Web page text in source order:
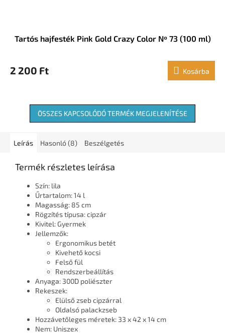
Tartós hajfesték Pink Gold Crazy Color Nº 73 (100 ml)
2 200 Ft Kosárba
ÖSSZES KAPCSOLÓDÓ TERMÉK MEGJELENÍTÉSE
Leírás Hasonló (8) Beszélgetés
Termék részletes leírása
Szín: lila
Űrtartalom: 14 l
Magasság: 85 cm
Rögzítés típusa: cipzár
Kivitel: Gyermek
Jellemzők:
Ergonomikus betét
Kivehető kocsi
Felső fül
Rendszerbeállítás
Anyaga: 300D poliészter
Rekeszek:
Elülső zseb cipzárral
Oldalsó palackzseb
Hozzávetőleges méretek: 33 x 42 x 14 cm
Nem: Uniszex